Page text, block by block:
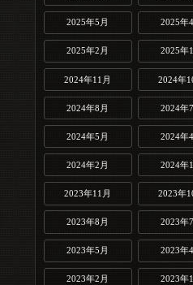
2025年5月 2025年
2025年2月 2025年
2024年11月 2024年
2024年8月 2024年
2024年5月 2024年
2024年2月 2024年
2023年11月 2023年
2023年8月 2023年
2023年5月 2023年
2023年2月 2023年